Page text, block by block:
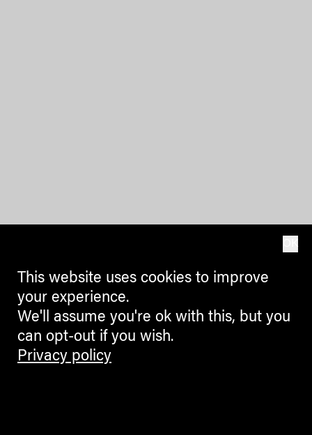
This website uses cookies to improve
your experience.
We'll assume you're ok with this, but you
can opt-out if you wish.
Privacy policy